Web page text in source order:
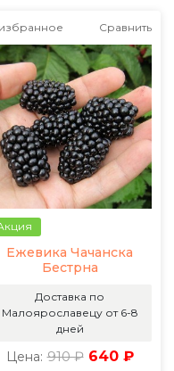
Сравнить
Ежевика Чачанска
Бестрна
Доставка по
Малоярославецу от 6-8
дней
Цена: 910 ₽ 640 ₽